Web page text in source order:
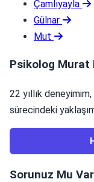
Çamlıyayla
Gülnar
Mut
Psikolog Murat
22 yıllık
sürecindeki
Sorunuz Mu